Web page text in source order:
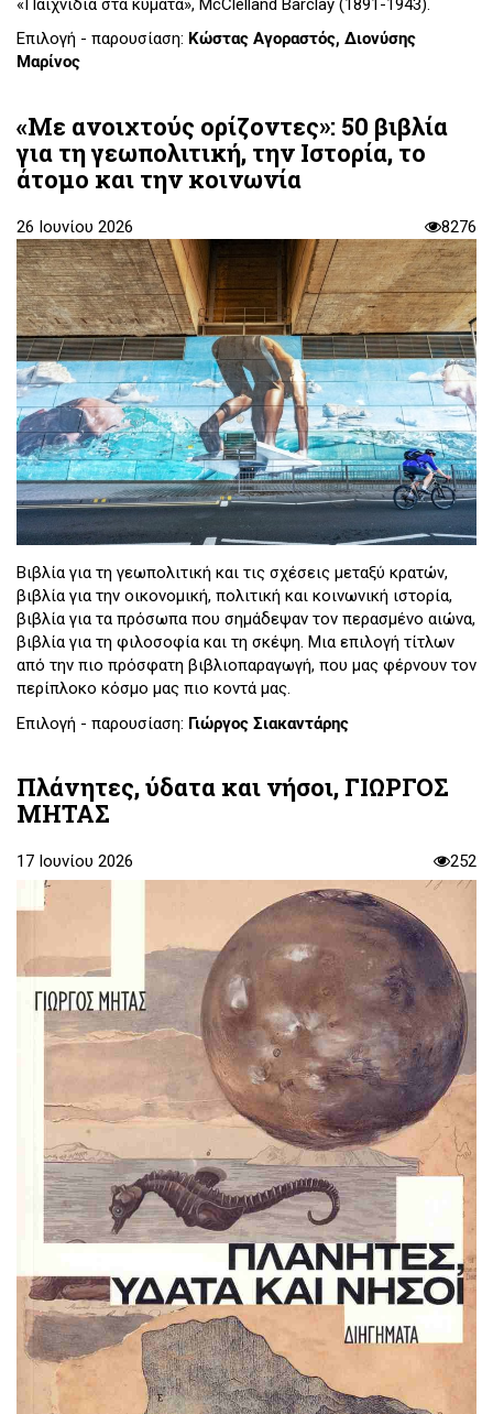
«Παιχνίδια στα κύματα», McClelland Barclay (1891-1943).
Επιλογή - παρουσίαση: Κώστας Αγοραστός, Διονύσης
Μαρίνος
«Με ανοιχτούς ορίζοντες»: 50 βιβλία
για τη γεωπολιτική, την Ιστορία, το
άτομο και την κοινωνία
26 Ιουνίου 2026 8276
Βιβλία για τη γεωπολιτική και τις σχέσεις μεταξύ κρατών,
βιβλία για την οικονομική, πολιτική και κοινωνική ιστορία,
βιβλία για τα πρόσωπα που σημάδεψαν τον περασμένο αιώνα,
βιβλία για τη φιλοσοφία και τη σκέψη. Μια επιλογή τίτλων
από την πιο πρόσφατη βιβλιοπαραγωγή, που μας φέρνουν τον
περίπλοκο κόσμο μας πιο κοντά μας.
Επιλογή - παρουσίαση: Γιώργος Σιακαντάρης
Πλάνητες, ύδατα και νήσοι, ΓΙΩΡΓΟΣ
ΜΗΤΑΣ
17 Ιουνίου 2026 252